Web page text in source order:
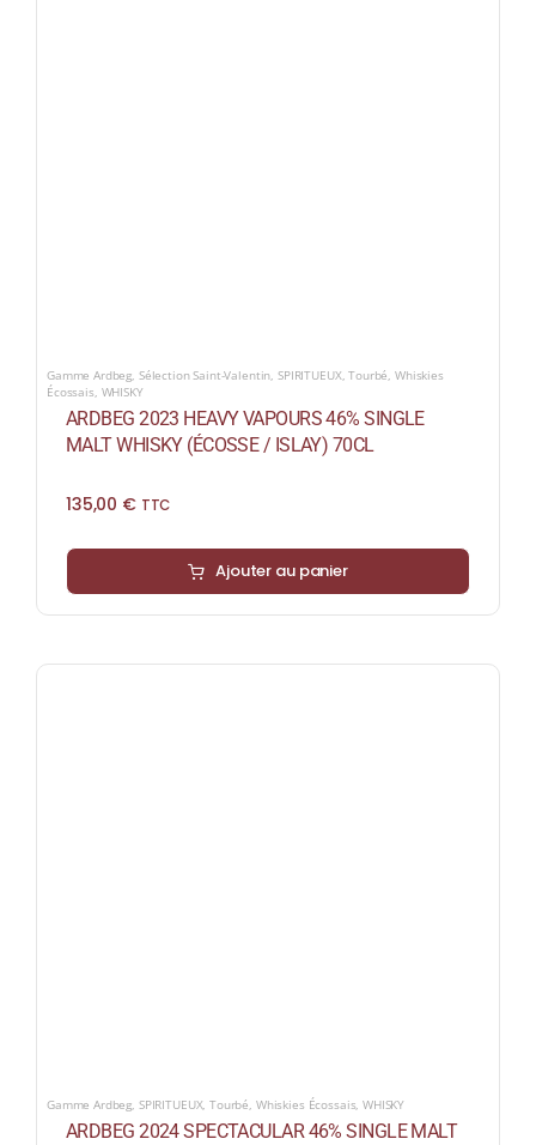
Gamme Ardbeg, Sélection Saint-Valentin, SPIRITUEUX,Tourbé,Whiskies
Écossais, WHISKY
ARDBEG 2023 HEAVY VAPOURS 46% SINGLE
MALT WHISKY (ÉCOSSE / ISLAY) 70CL
135,00 € TTC
Ajouter au panier
Gamme Ardbeg, SPIRITUEUX,Tourbé, Whiskies Écossais,WHISKY
ARDBEG 2024 SPECTACULAR 46% SINGLE MALT